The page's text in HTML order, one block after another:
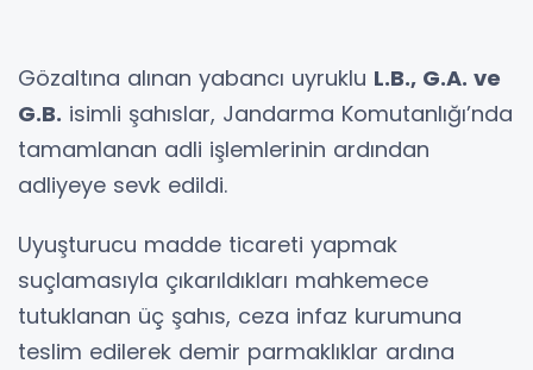
Gözaltına alınan yabancı uyruklu L.B., G.A. ve
G.B. isimli şahıslar, Jandarma Komutanlığı’nda
tamamlanan adli işlemlerinin ardından
adliyeye sevk edildi.
Uyuşturucu madde ticareti yapmak
suçlamasıyla çıkarıldıkları mahkemece
tutuklanan üç şahıs, ceza infaz kurumuna
teslim edilerek demir parmaklıklar ardına